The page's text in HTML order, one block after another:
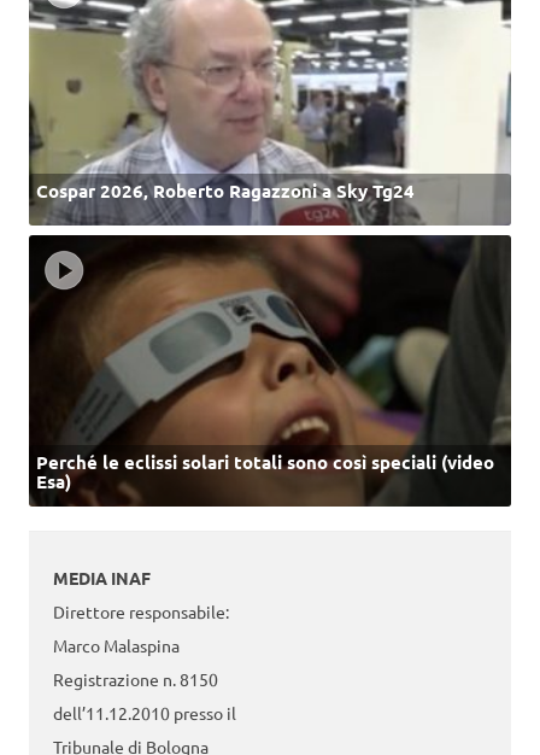
Cospar 2026, Roberto Ragazzoni a Sky Tg24
Perché le eclissi solari totali sono così speciali (video
Esa)
MEDIA INAF
Direttore responsabile:
Marco Malaspina
Registrazione n. 8150
dell’11.12.2010 presso il
Tribunale di Bologna